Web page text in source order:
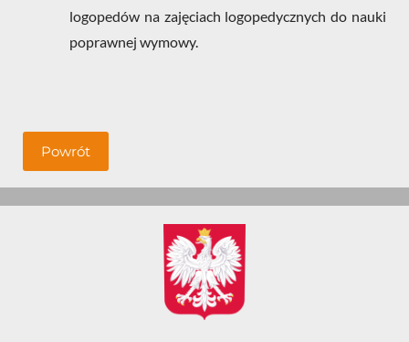
logopedów na zajęciach logopedycznych do nauki
poprawnej wymowy.
Powrót